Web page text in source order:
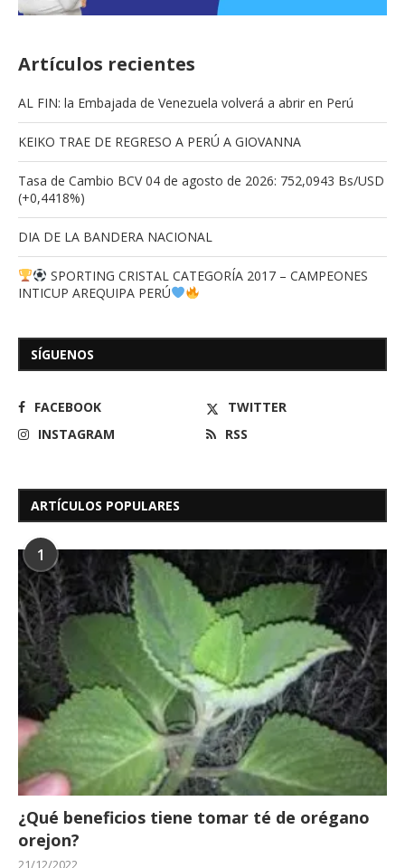
Artículos recientes
AL FIN: la Embajada de Venezuela volverá a abrir en Perú
KEIKO TRAE DE REGRESO A PERÚ A GIOVANNA
Tasa de Cambio BCV 04 de agosto de 2026: 752,0943 Bs/USD
(+0,4418%)
DIA DE LA BANDERA NACIONAL
SPORTING CRISTAL CATEGORÍA 2017 – CAMPEONES
INTICUP AREQUIPA PERÚ
SÍGUENOS
FACEBOOK
TWITTER
INSTAGRAM
RSS
ARTÍCULOS POPULARES
1
¿Qué beneficios tiene tomar té de orégano
orejon?
21/12/2022